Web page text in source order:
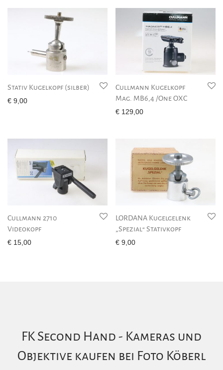
Stativ Kugelkopf (silber)
€ 9,00
Cullmann Kugelkopf
Mag. MB6,4 /One OXC
€ 129,00
Cullmann 2710
Videokopf
€ 15,00
LORDANA Kugelgelenk
„Spezial“ Stativkopf
€ 9,00
FK Second Hand - Kameras und
Objektive kaufen bei Foto Köberl